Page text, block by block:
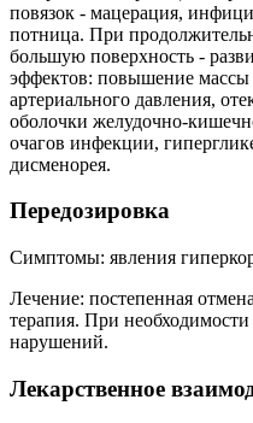
повязок - мацерация,
потница. При
большую поверхность -
эффектов: повышение массы
артериального давления,
оболочки желудочно-
очагов инфекции,
дисменорея.
Передозировка
Симптомы: явления
Лечение: постепенная
терапия. При
нарушений.
Лекарственное